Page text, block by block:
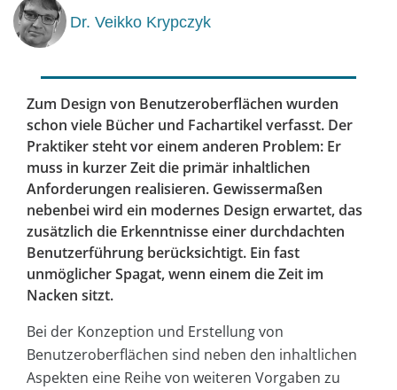
Dr. Veikko Krypczyk
Zum Design von Benutzeroberflächen wurden
schon viele Bücher und Fachartikel verfasst. Der
Praktiker steht vor einem anderen Problem: Er
muss in kurzer Zeit die primär inhaltlichen
Anforderungen realisieren. Gewissermaßen
nebenbei wird ein modernes Design erwartet, das
zusätzlich die Erkenntnisse einer durchdachten
Benutzerführung berücksichtigt. Ein fast
unmöglicher Spagat, wenn einem die Zeit im
Nacken sitzt.
Bei der Konzeption und Erstellung von
Benutzeroberflächen sind neben den inhaltlichen
Aspekten eine Reihe von weiteren Vorgaben zu